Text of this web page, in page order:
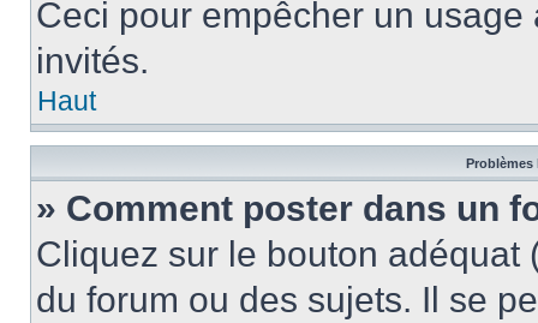
Ceci pour empêcher un
invités.
Haut
Problèmes
» Comment poster dans un
Cliquez sur le bouton
du forum ou des sujets. Il se